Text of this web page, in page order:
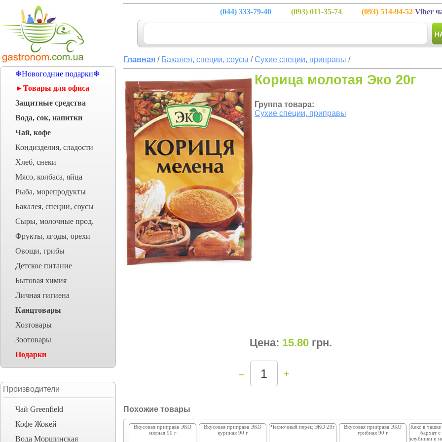
❄Новогодние подарки❄
►Товары для офиса
Защитные средства
Вода, сок, напитки
Чай, кофе
Кондизделия, сладости
Хлеб, снеки
Мясо, колбаса, яйца
Рыба, морепродукты
Бакалея, специи, соусы
Сыры, молочные прод.
Фрукты, ягоды, орехи
Овощи, грибы
Детское питание
Бытовая химия
Личная гигиена
Канцтовары
Хозтовары
Зоотовары
Подарки
Производители
Чай Greenfield
Кофе Жокей
Вода Моршинская
(044) 333-79-40 (093) 011-35-74 (093) 514-94-52 Viber
Главная / Бакалея, специи, соусы /Сухие специи, приправы /
Корица молотая Эко 20г
Группа товара:
Сухие специи, приправы
Цена: 15.80 грн.
– +
Похожие товары
Вкусовая приправа ЭКО
мясная 90 г
Вкусовая приправа ЭКО
куриная 90 г
Чесночный перец ЭКО 20г
Вкусовая приправа ЭКО
грибная 90 г
Кекс в
бархат
клубники и